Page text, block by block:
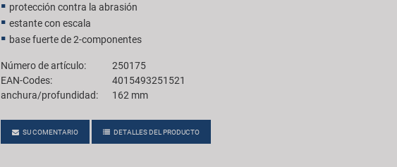
protección contra la abrasión
estante con escala
base fuerte de 2-componentes
Número de artículo:
250175
EAN-Codes:
4015493251521
anchura/profundidad:
162 mm
SU COMENTARIO DETALLES DEL PRODUCTO